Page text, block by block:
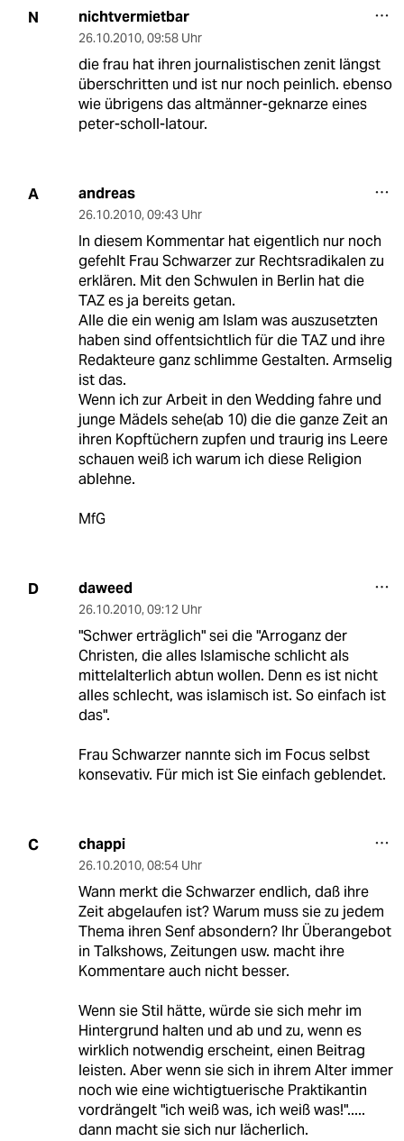
N nichtvermietbar
26.10.2010, 09:58 Uhr
die frau hat ihren journalistischen zenit längst
überschritten und ist nur noch peinlich. ebenso
wie übrigens das altmänner-geknarze eines
peter-scholl-latour.
A andreas
26.10.2010, 09:43 Uhr
In diesem Kommentar hat eigentlich nur noch
gefehlt Frau Schwarzer zur Rechtsradikalen zu
erklären. Mit den Schwulen in Berlin hat die
TAZ es ja bereits getan.
Alle die ein wenig am Islam was auszusetzten
haben sind offentsichtlich für die TAZ und ihre
Redakteure ganz schlimme Gestalten. Armselig
ist das.
Wenn ich zur Arbeit in den Wedding fahre und
junge Mädels sehe(ab 10) die die ganze Zeit an
ihren Kopftüchern zupfen und traurig ins Leere
schauen weiß ich warum ich diese Religion
ablehne.
MfG
D daweed
26.10.2010, 09:12 Uhr
"Schwer erträglich" sei die "Arroganz der
Christen, die alles Islamische schlicht als
mittelalterlich abtun wollen. Denn es ist nicht
alles schlecht, was islamisch ist. So einfach ist
das".
Frau Schwarzer nannte sich im Focus selbst
konsevativ. Für mich ist Sie einfach geblendet.
C chappi
26.10.2010, 08:54 Uhr
Wann merkt die Schwarzer endlich, daß ihre
Zeit abgelaufen ist? Warum muss sie zu jedem
Thema ihren Senf absondern? Ihr Überangebot
in Talkshows, Zeitungen usw. macht ihre
Kommentare auch nicht besser.
Wenn sie Stil hätte, würde sie sich mehr im
Hintergrund halten und ab und zu, wenn es
wirklich notwendig erscheint, einen Beitrag
leisten. Aber wenn sie sich in ihrem Alter immer
noch wie eine wichtigtuerische Praktikantin
vordrängelt "ich weiß was, ich weiß was!".....
dann macht sie sich nur lächerlich.